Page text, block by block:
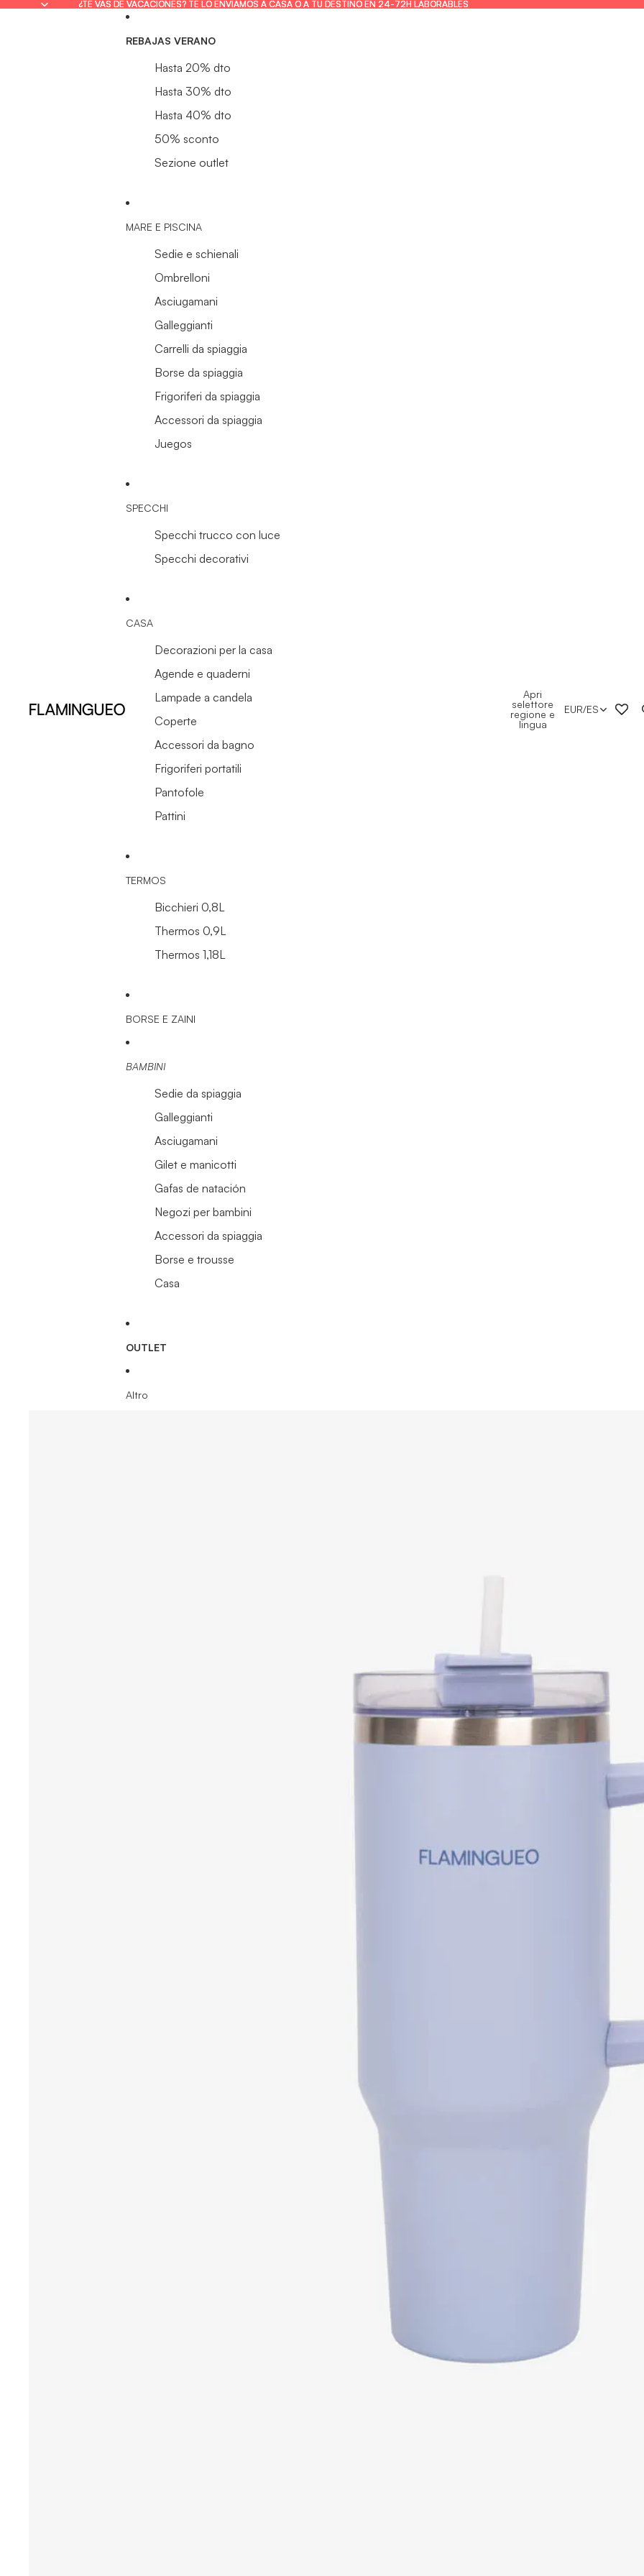
¿TE VAS DE VACACIONES? TE LO ENVIAMOS A CASA O A TU DESTINO EN 24-72H LABORABLES
¿TE VAS DE VACACIONES? TE LO ENVIAMOS A CASA O A TU DESTINO EN 24-72H LABORABLES
REBAJAS VERANO
Hasta 20% dto
Hasta 30% dto
Hasta 40% dto
50% sconto
Sezione outlet
MARE E PISCINA
Sedie e schienali
Ombrelloni
Asciugamani
Galleggianti
Carrelli da spiaggia
Borse da spiaggia
Frigoriferi da spiaggia
Accessori da spiaggia
Juegos
SPECCHI
Specchi trucco con luce
Specchi decorativi
CASA
Decorazioni per la casa
Agende e quaderni
Lampade a candela
Coperte
Accessori da bagno
Frigoriferi portatili
Pantofole
Pattini
TERMOS
Bicchieri 0,8L
Thermos 0,9L
Thermos 1,18L
BORSE E ZAINI
BAMBINI
Sedie da spiaggia
Galleggianti
Asciugamani
Gilet e manicotti
Gafas de natación
Negozi per bambini
Accessori da spiaggia
Borse e trousse
Casa
OUTLET
Altro
Apri
selettore
regione e
lingua
EUR/ES